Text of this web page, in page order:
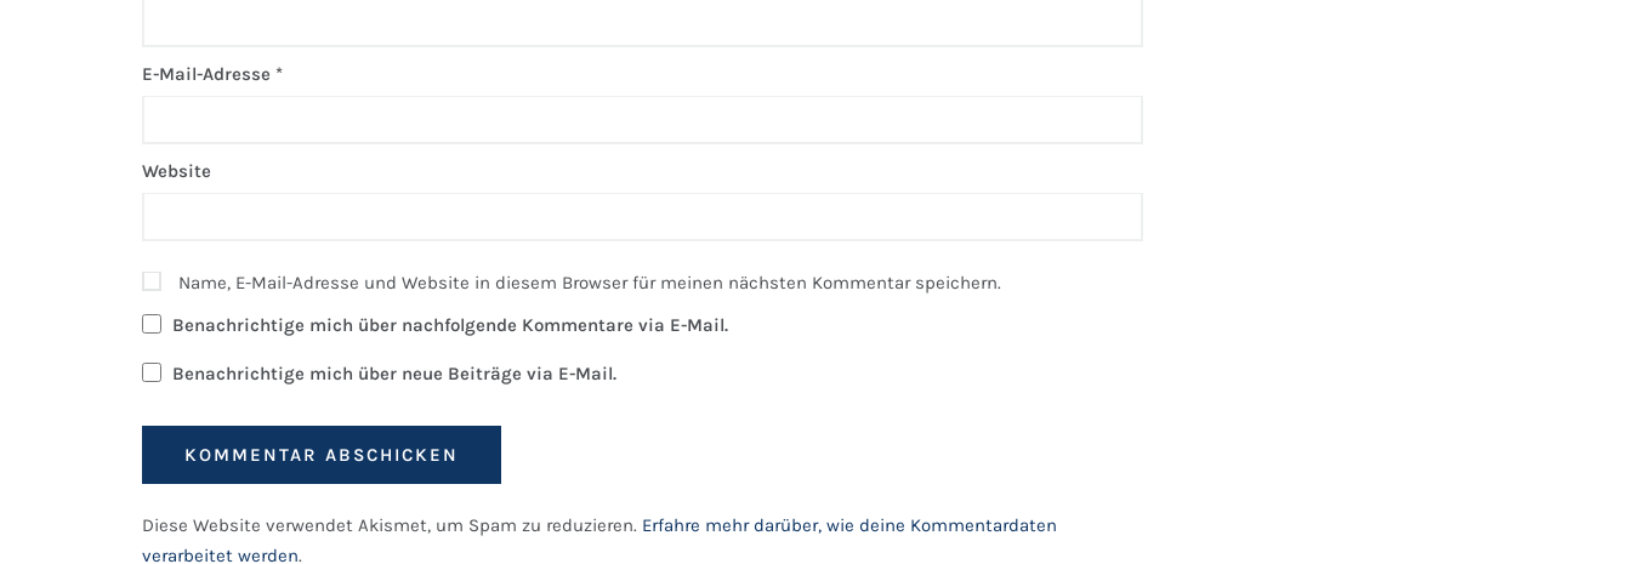
E-Mail-Adresse *
Website
Name, E-Mail-Adresse und Website in diesem Browser für meinen nächsten Kommentar speichern.
Benachrichtige mich über nachfolgende Kommentare via E-Mail.
Benachrichtige mich über neue Beiträge via E-Mail.
Diese Website verwendet Akismet, um Spam zu reduzieren. Erfahre mehr darüber, wie deine Kommentardaten
verarbeitet werden.